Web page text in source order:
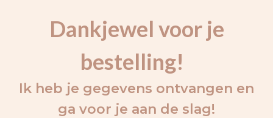
Dankjewel voor je
bestelling!
Ik heb je gegevens ontvangen en
ga voor je aan de slag!